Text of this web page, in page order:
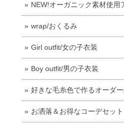
NEW!オーガニック素材使用
wrap/おくるみ
Girl outfit/女の子衣装
Boy outfit/男の子衣装
好きな毛糸色で作るオーダ
お洒落＆お得なコーデセット